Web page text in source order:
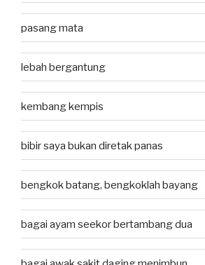
pasang mata
lebah bergantung
kembang kempis
bibir saya bukan diretak panas
bengkok batang, bengkoklah bayang
bagai ayam seekor bertambang dua